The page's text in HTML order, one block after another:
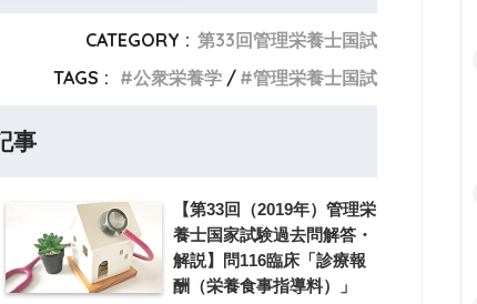
CATEGORY : 第33回管理栄養士国試
TAGS :
公衆栄養学 管理栄養士国試
事
【第33回（2019年）管理栄
養士国家試験過去問解答・
解説】問116臨床「診療報
酬（栄養食事指導料）」